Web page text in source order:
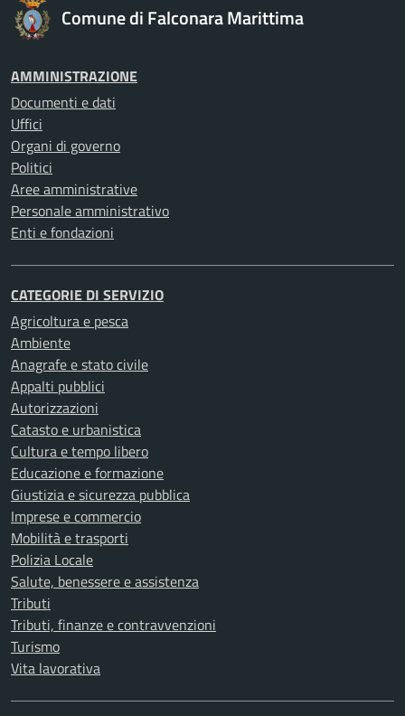
Comune di Falconara Marittima
AMMINISTRAZIONE
Documenti e dati
Uffici
Organi di governo
Politici
Aree amministrative
Personale amministrativo
Enti e fondazioni
CATEGORIE DI SERVIZIO
Agricoltura e pesca
Ambiente
Anagrafe e stato civile
Appalti pubblici
Autorizzazioni
Catasto e urbanistica
Cultura e tempo libero
Educazione e formazione
Giustizia e sicurezza pubblica
Imprese e commercio
Mobilità e trasporti
Polizia Locale
Salute, benessere e assistenza
Tributi
Tributi, finanze e contravvenzioni
Turismo
Vita lavorativa